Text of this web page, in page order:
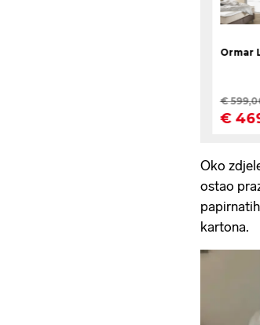
Oko
ostao
kartona.